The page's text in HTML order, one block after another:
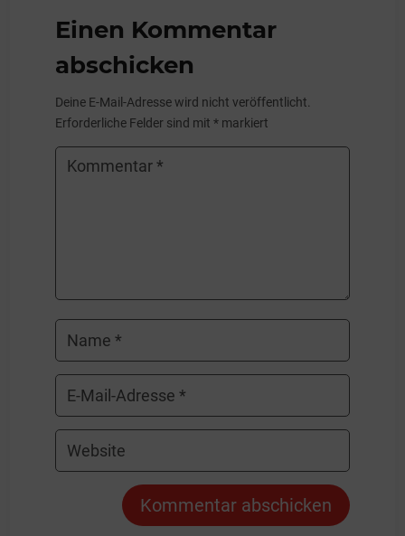
Einen Kommentar
abschicken
Deine E-Mail-Adresse wird nicht veröffentlicht.
Erforderliche Felder sind mit* markiert
Kommentar abschicken